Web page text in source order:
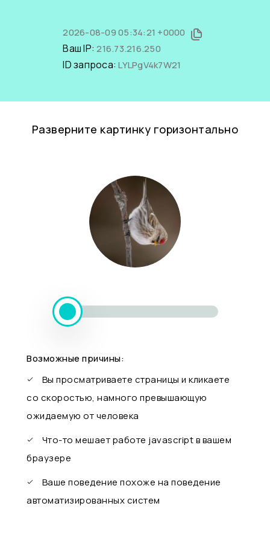
2026-08-09 05:34:21 +0000
Ваш IP:216.73.216.250
ID запроса:LYLPgV4k7W21
Разверните картинку горизонтально
Возможные причины:
Вы просматриваете страницы и кликаете
со скоростью, намного превышающую
ожидаемую от человека
Что-то мешает работе javascript в вашем
браузере
Ваше поведение похоже на поведение
автоматизированных систем